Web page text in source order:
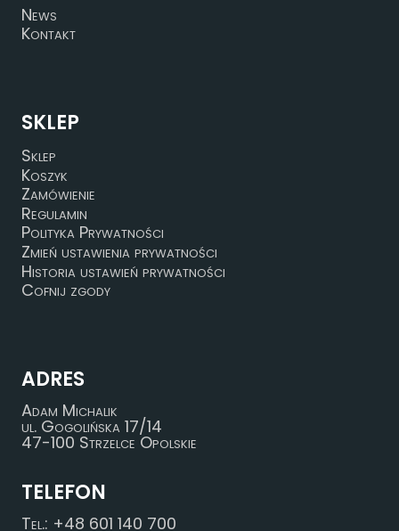
News
Kontakt
SKLEP
Sklep
Koszyk
Zamówienie
Regulamin
Polityka Prywatności
Zmień ustawienia prywatności
Historia ustawień prywatności
Cofnij zgody
ADRES
Adam Michalik
ul. Gogolińska 17/14
47-100 Strzelce Opolskie
TELEFON
Tel.: +48 601 140 700